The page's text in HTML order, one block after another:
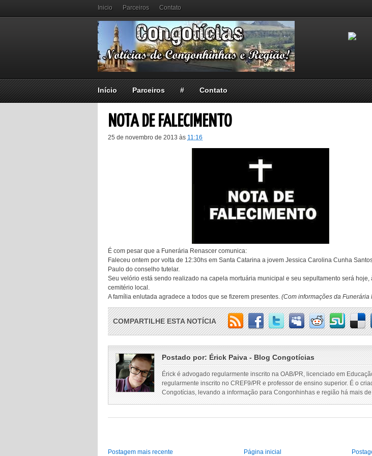
Inicio Parceiros Contato
Início Parceiros # Contato
NOTA DE FALECIMENTO
25 de novembro de 2013 às 11:16
É com pesar que a Funerária Renascer comunica:
Faleceu ontem por volta de 12:30hs em Santa Catarina a jovem Jessica Carolina Cunha
Paulo do conselho tutelar.
Seu velório está sendo realizado na capela mortuária municipal e seu sepultamento será hoje,
cemitério local.
A família enlutada agradece a todos que se fizerem presentes. (Com informações da Funerária
COMPARTILHE ESTA NOTÍCIA
Postado por: Érick Paiva - Blog Congotícias
Érick é advogado regularmente inscrito na OAB/PR, licenciado em
regularmente inscrito no CREF9/PR e professor de ensino superior. É o
Congotícias, levando a informação para Congonhinhas e região há mais
Postagem mais recente Página inicial